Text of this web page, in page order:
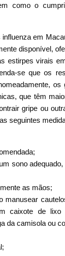
como o
em
disponível,
estirpes virais
se que os
que têm
gripe ou
seguintes
sono
as mãos;
caixote de
da camisola ou